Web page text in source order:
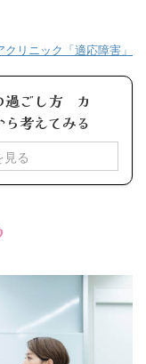
リニック「適応障害」
過ごし方 カ
考えてみる
る